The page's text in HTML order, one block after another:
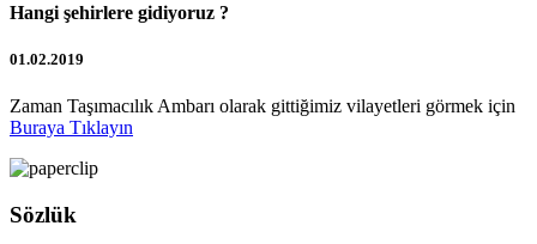
Hangi şehirlere gidiyoruz ?
01.02.2019
Zaman Taşımacılık Ambarı olarak gittiğimiz vilayetleri görmek için
Buraya Tıklayın
Sözlük